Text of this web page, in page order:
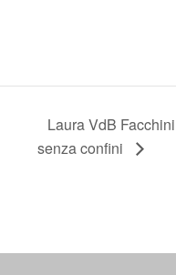
Laura VdB
senza confini